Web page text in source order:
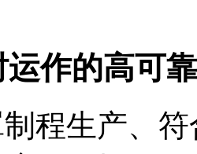
运作的高可
程生产、